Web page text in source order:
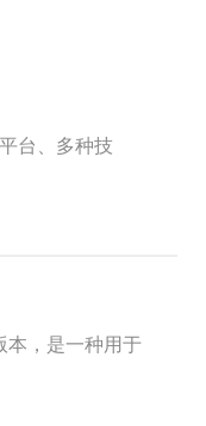
台、多种技
本，是一种用于